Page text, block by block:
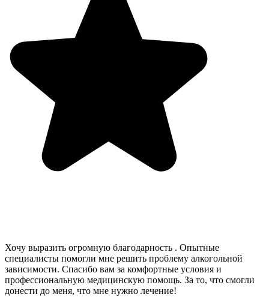
Хочу выразить огромную благодарность . Опытные
специалисты помогли мне решить проблему алкогольной
зависимости. Спасибо вам за комфортные условия и
профессиональную медицинскую помощь. За то, что смогли
донести до меня, что мне нужно лечение!